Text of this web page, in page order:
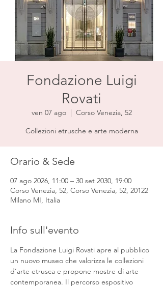
Fondazione Luigi
Rovati
ven 07 ago
  |
Corso Venezia, 52
Collezioni etrusche e arte moderna
Orario & Sede
07 ago 2026, 11:00 – 30 set 2030, 19:00
Corso Venezia, 52, Corso Venezia, 52, 20122
Milano MI, Italia
Info sull'evento
La Fondazione Luigi Rovati apre al pubblico
un nuovo museo che valorizza le collezioni
d’arte etrusca e propone mostre di arte
contemporanea. Il percorso espositivo